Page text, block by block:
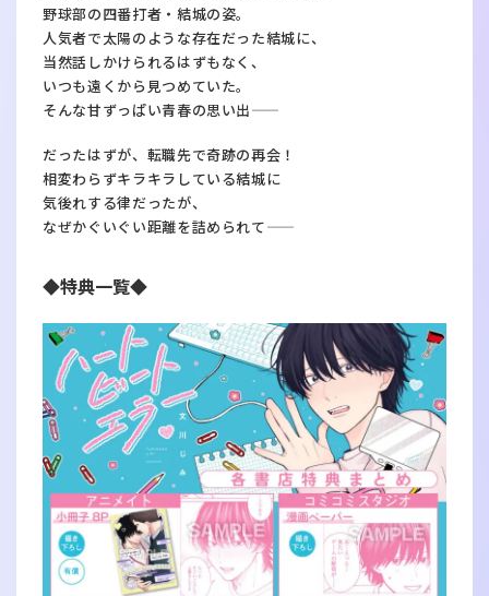
野球部の四番打者・結城の姿。
人気者で太陽のような存在だった結城に、
当然話しかけられるはずもなく、
いつも遠くから見つめていた。
そんな甘ずっぱい青春の思い出――
だったはずが、転職先で奇跡の再会！
相変わらずキラキラしている結城に
気後れする律だったが、
なぜかぐいぐい距離を詰められて――
◆特典一覧◆